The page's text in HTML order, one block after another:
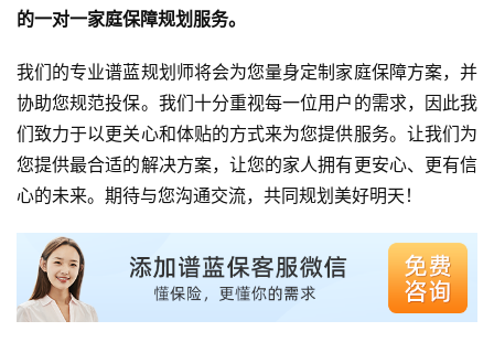
的一对一家庭保障规划服务。
我们的专业谱蓝规划师将会为您量身定制家庭保障方案，并
协助您规范投保。我们十分重视每一位用户的需求，因此我
们致力于以更关心和体贴的方式来为您提供服务。让我们为
您提供最合适的解决方案，让您的家人拥有更安心、更有信
心的未来。期待与您沟通交流，共同规划美好明天！